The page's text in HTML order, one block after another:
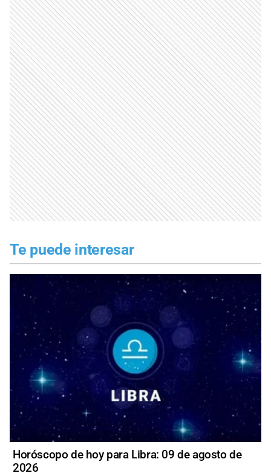
Te puede interesar
Horóscopo de hoy para Libra: 09 de agosto de
2026